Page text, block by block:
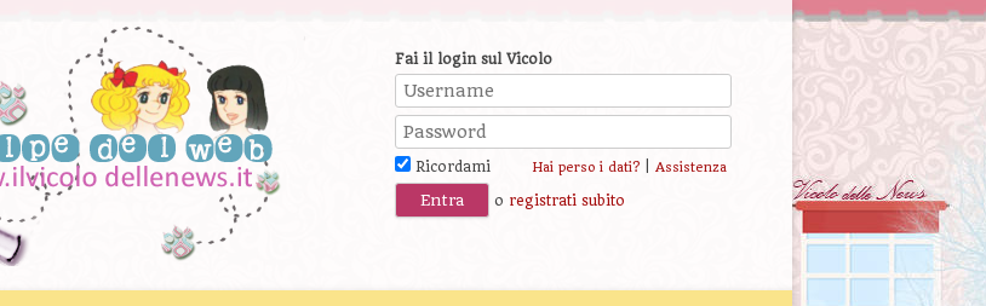
Fai il login sul Vicolo
Ricordami Hai perso i dati?| Assistenza
o registrati subito